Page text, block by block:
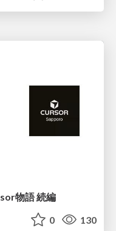
物語 続編
0 130